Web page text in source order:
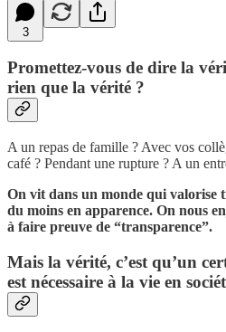
3
Promettez-vous de dire la
rien que la vérité ?
A un repas de famille ? Avec vos
café ? Pendant une rupture ? A un
On vit dans un monde qui valorise
du moins en apparence. On nous
à faire preuve de “transparence”.
Mais la vérité, c’est qu’un
est nécessaire à la vie en